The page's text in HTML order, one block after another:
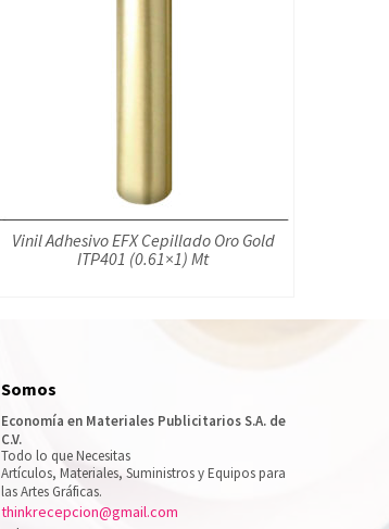
Vinil Adhesivo EFX Cepillado Oro Gold
ITP401 (0.61×1) Mt
Somos
Economía en Materiales Publicitarios S.A. de
C.V.
Todo lo que Necesitas
Artículos, Materiales, Suministros y Equipos para
las Artes Gráficas.
thinkrecepcion@gmail.com